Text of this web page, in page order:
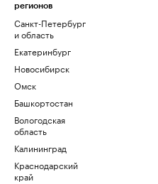
регионов
Санкт-Петербург
и область
Екатеринбург
Новосибирск
Омск
Башкортостан
Вологодская
область
Калининград
Краснодарский
край